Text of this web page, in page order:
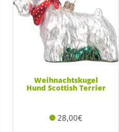
Weihnachtskugel
Hund Scottish Terrier
28,00€